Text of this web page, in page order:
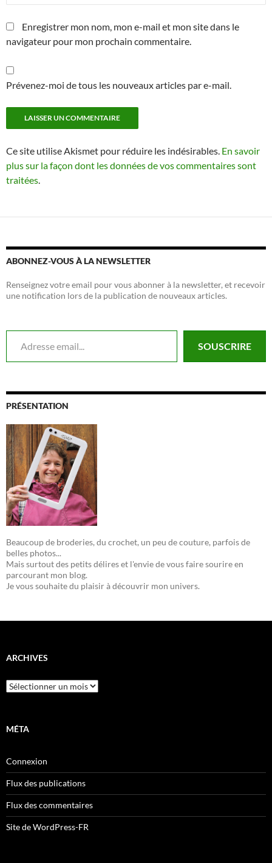
Enregistrer mon nom, mon e-mail et mon site dans le
navigateur pour mon prochain commentaire.
Prévenez-moi de tous les nouveaux articles par e-mail.
Ce site utilise Akismet pour réduire les indésirables. En savoir
plus sur la façon dont les données de vos commentaires sont
traitées
ABONNEZ-VOUS À LA NEWSLETTER
Renseignez votre email pour vous abonner à la newsletter, et recevoir
une notification lors de la publication de nouveaux articles.
Adresse email...
SOUSCRIRE
PRÉSENTATION
Beaucoup de broderies, du crochet, un peu de couture, parfois de
belles photos...
Mais surtout des petits délires et l'envie de vous faire sourire en
parcourant mon blog.
Je vous souhaite du plaisir à découvrir mon univers.
ARCHIVES
Archives
MÉTA
Connexion
Flux des publications
Flux des commentaires
Site de WordPress-FR